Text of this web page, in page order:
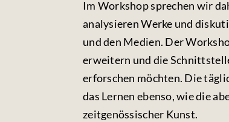
Im Workshop sprechen wir
analysieren Werke und
und den Medien. Der
erweitern und die
erforschen möchten. Die
das Lernen ebenso, wie die
zeitgenössischer Kunst.